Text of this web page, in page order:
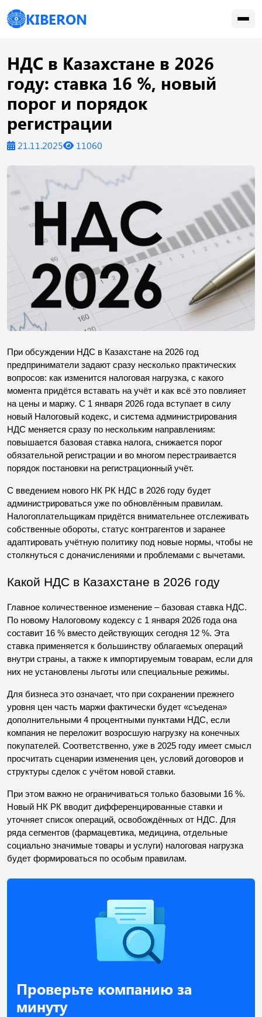
KIBERON
НДС в Казахстане в 2026
году: ставка 16 %, новый
порог и порядок
регистрации
21.11.2025 11060
При обсуждении НДС в Казахстане на 2026 год
предприниматели задают сразу несколько практических
вопросов: как изменится налоговая нагрузка, с какого
момента придётся вставать на учёт и как всё это повлияет
на цены и маржу. С 1 января 2026 года вступает в силу
новый Налоговый кодекс, и система администрирования
НДС меняется сразу по нескольким направлениям:
повышается базовая ставка налога, снижается порог
обязательной регистрации и во многом перестраивается
порядок постановки на регистрационный учёт.
С введением нового НК РК НДС в 2026 году будет
администрироваться уже по обновлённым правилам.
Налогоплательщикам придётся внимательнее отслеживать
собственные обороты, статус контрагентов и заранее
адаптировать учётную политику под новые нормы, чтобы не
столкнуться с доначислениями и проблемами с вычетами.
Какой НДС в Казахстане в 2026 году
Главное количественное изменение – базовая ставка НДС.
По новому Налоговому кодексу с 1 января 2026 года она
составит 16 % вместо действующих сегодня 12 %. Эта
ставка применяется к большинству облагаемых операций
внутри страны, а также к импортируемым товарам, если для
них не установлены льготы или специальные режимы.
Для бизнеса это означает, что при сохранении прежнего
уровня цен часть маржи фактически будет «съедена»
дополнительными 4 процентными пунктами НДС, если
компания не переложит возросшую нагрузку на конечных
покупателей. Соответственно, уже в 2025 году имеет смысл
просчитать сценарии изменения цен, условий договоров и
структуры сделок с учётом новой ставки.
При этом важно не ограничиваться только базовыми 16 %.
Новый НК РК вводит дифференцированные ставки и
уточняет список операций, освобождённых от НДС. Для
ряда сегментов (фармацевтика, медицина, отдельные
социально значимые товары и услуги) налоговая нагрузка
будет формироваться по особым правилам.
Проверьте компанию за
минуту